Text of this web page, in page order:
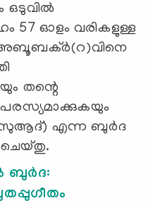
ഒടുവില്‍
57 ഓളം വരികളുള്ള
അബൂബക്ര്‍(റ)വിനെ
തന്റെ
സുആദ്) എന്ന ബുര്‍ദ
ബുര്‍ദ: